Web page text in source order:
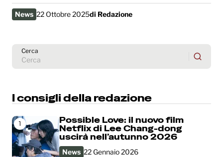
News 22 Ottobre 2025di Redazione
Cerca
I consigli della redazione
1
Possible Love: il nuovo film
Netflix di Lee Chang-dong
uscirà nell’autunno 2026
News 22 Gennaio 2026